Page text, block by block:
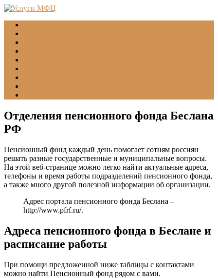
Отделения пенсионного фонда Беслана
РФ
Пенсионный фонд каждый день помогает сотням россиян
решать разные государственные и муниципальные вопросы.
На этой веб-странице можно легко найти актуальные адреса,
телефоны и время работы подразделений пенсионного фонда,
а также много другой полезной информации об организации.
Адрес портала пенсионного фонда Беслана –
http://www.pfrf.ru/.
Адреса пенсионного фонда в Беслане и
расписание работы
При помощи предложенной ниже таблицы с контактами
можно найти Пенсионный фонд рядом с вами.